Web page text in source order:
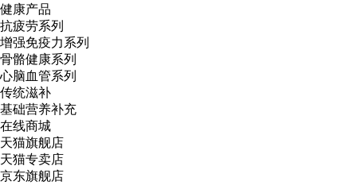
健康产品
抗疲劳系列
增强免疫力系列
骨骼健康系列
心脑血管系列
传统滋补
基础营养补充
在线商城
天猫旗舰店
天猫专卖店
京东旗舰店